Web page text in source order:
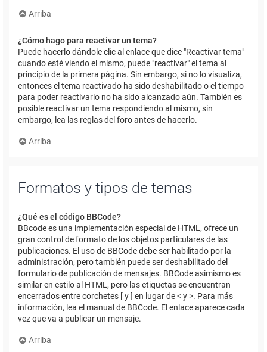
Arriba
¿Cómo hago para reactivar un tema?
Puede hacerlo dándole clic al enlace que dice "Reactivar tema"
cuando esté viendo el mismo, puede "reactivar" el tema al
principio de la primera página. Sin embargo, si no lo visualiza,
entonces el tema reactivado ha sido deshabilitado o el tiempo
para poder reactivarlo no ha sido alcanzado aún. También es
posible reactivar un tema respondiendo al mismo, sin
embargo, lea las reglas del foro antes de hacerlo.
Arriba
Formatos y tipos de temas
¿Qué es el código BBCode?
BBcode es una implementación especial de HTML, ofrece un
gran control de formato de los objetos particulares de las
publicaciones. El uso de BBCode debe ser habilitado por la
administración, pero también puede ser deshabilitado del
formulario de publicación de mensajes. BBCode asimismo es
similar en estilo al HTML, pero las etiquetas se encuentran
encerrados entre corchetes [ y ] en lugar de < y >. Para más
información, lea el manual de BBCode. El enlace aparece cada
vez que va a publicar un mensaje.
Arriba